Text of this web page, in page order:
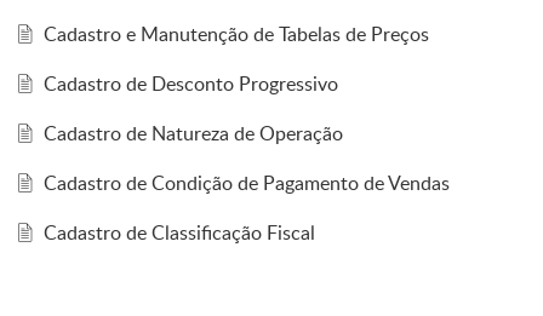
Cadastro e Manutenção de Tabelas de Preços
Cadastro de Desconto Progressivo
Cadastro de Natureza de Operação
Cadastro de Condição de Pagamento de Vendas
Cadastro de Classificação Fiscal